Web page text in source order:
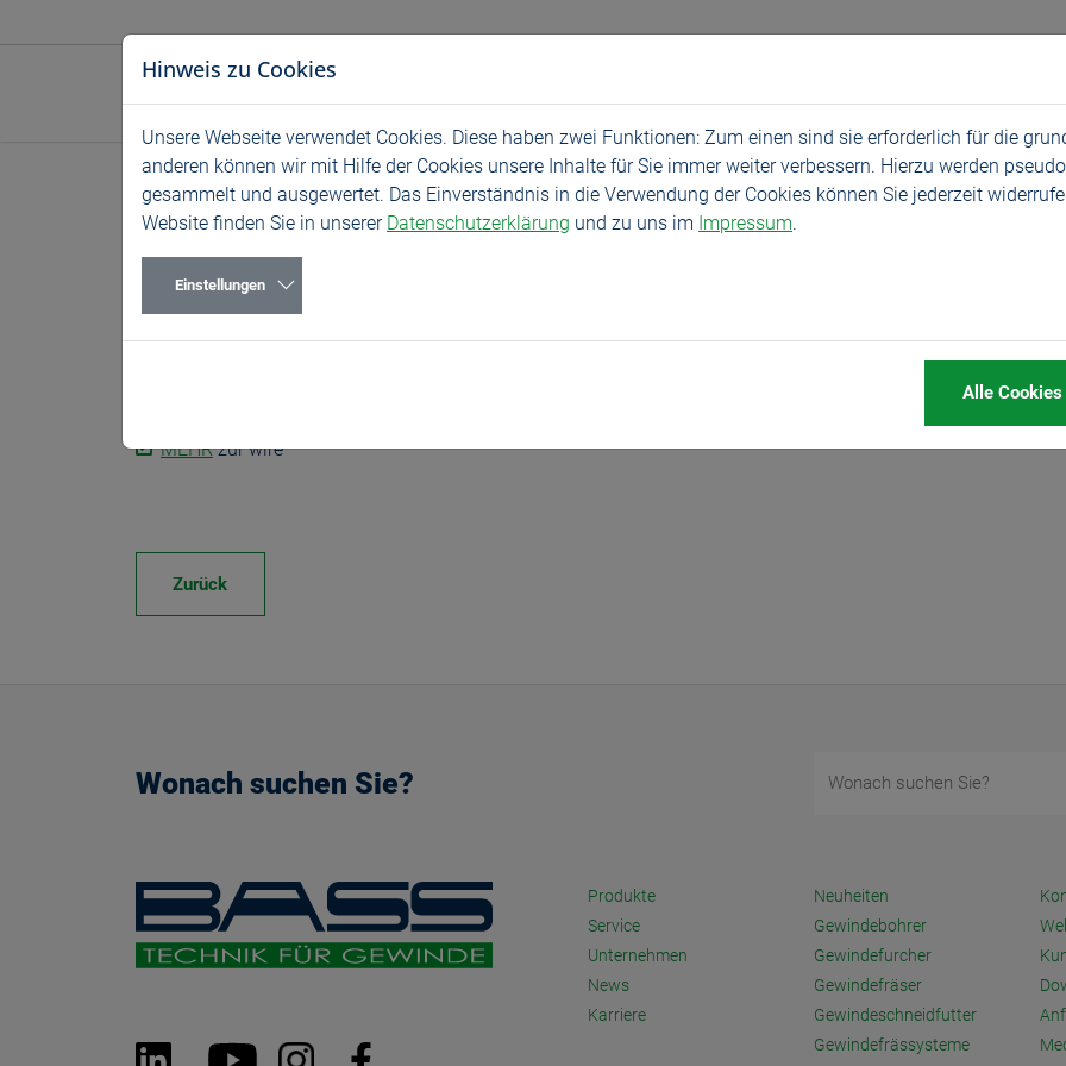
Produkte Service Unternehmen News
HomeNews Messen
wire – Düsseldorf
Wir freuen uns auf Ihren Besuch an Stand A56 auf der Nr. 1 Fachmesse der Draht- und Kabelindustrie.
MEHRzur wire
Zurück
Wonach suchen Sie?
Produkte
Service
Unternehmen
News
Karriere
Neuheiten
Gewindebohrer
Gewindefurcher
Gewindefräser
Gewindeschneidfutter
Gewindefrässysteme
Hinweis zu Cookies
Unsere Webseite verwendet Cookies. Diese haben zwei Funktionen: Zum einen sind sie erforderlich für die
anderen können wir mit Hilfe der Cookies unsere Inhalte für Sie immer weiter verbessern. Hierzu werden
gesammelt und ausgewertet. Das Einverständnis in die Verwendung der Cookies können Sie jederzeit
Website finden Sie in unserer Datenschutzerklärung und zu uns im Impressum.
Einstellungen
Alle Cookies